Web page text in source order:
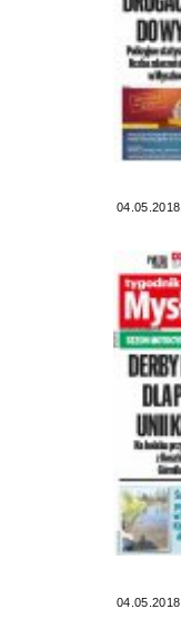
04.05.2018
04.05.2018